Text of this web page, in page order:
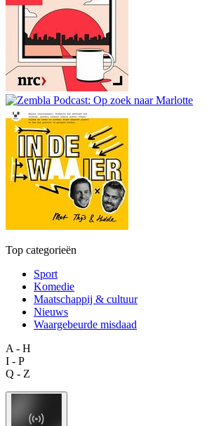
Top categorieën
Sport
Komedie
Maatschappij & cultuur
Nieuws
Waargebeurde misdaad
A - H
I - P
Q - Z